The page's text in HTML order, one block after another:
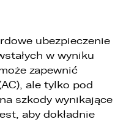
ubezpieczenie
w wyniku
zapewnić
ale tylko pod
szkody wynikające
aby dokładnie
momencie bez
przetwarzania,
skargi do
Osobowych
danych